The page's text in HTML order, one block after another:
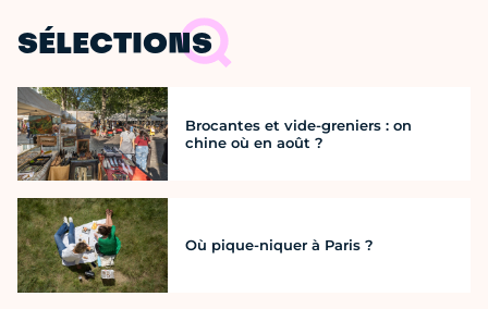
SÉLECTIONS
Brocantes et vide-greniers : on
chine où en août ?
Où pique-niquer à Paris ?